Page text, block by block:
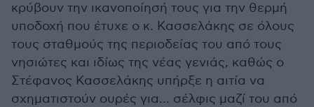
κρύβουν την ικανοποίησή τους για την θερμή
υποδοχή που έτυχε ο κ. Κασσελάκης σε όλους
τους σταθμούς της περιοδείας του από τους
νησιώτες και ιδίως της νέας γενιάς, καθώς ο
Στέφανος Κασσελάκης υπήρξε η αιτία να
σχηματιστούν ουρές για… σέλφις μαζί του από